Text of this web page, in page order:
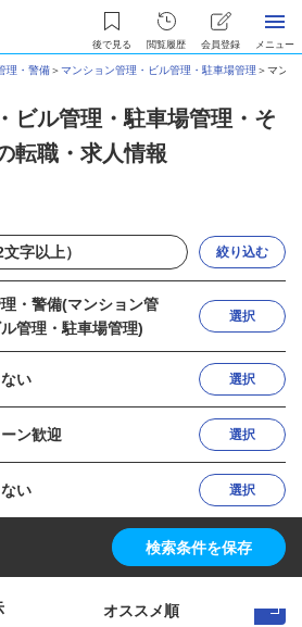
後で見る 閲覧履歴 会員登録 メニュー
理・警備＞マンション管理・ビル管理・駐車場管理 ＞マンシ
ビル管理・駐車場管理・そ
転職・求人情報
絞り込む
・警備(マンション管
管理・駐車場管理)
選択
い 選択
ン歓迎 選択
い 選択
検索条件を保存